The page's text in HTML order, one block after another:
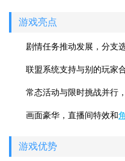
游戏亮点
剧情任务推动发展，分支
联盟系统支持与别的玩家
常态活动与限时挑战并行
画面豪华，直播间特效和
游戏优势